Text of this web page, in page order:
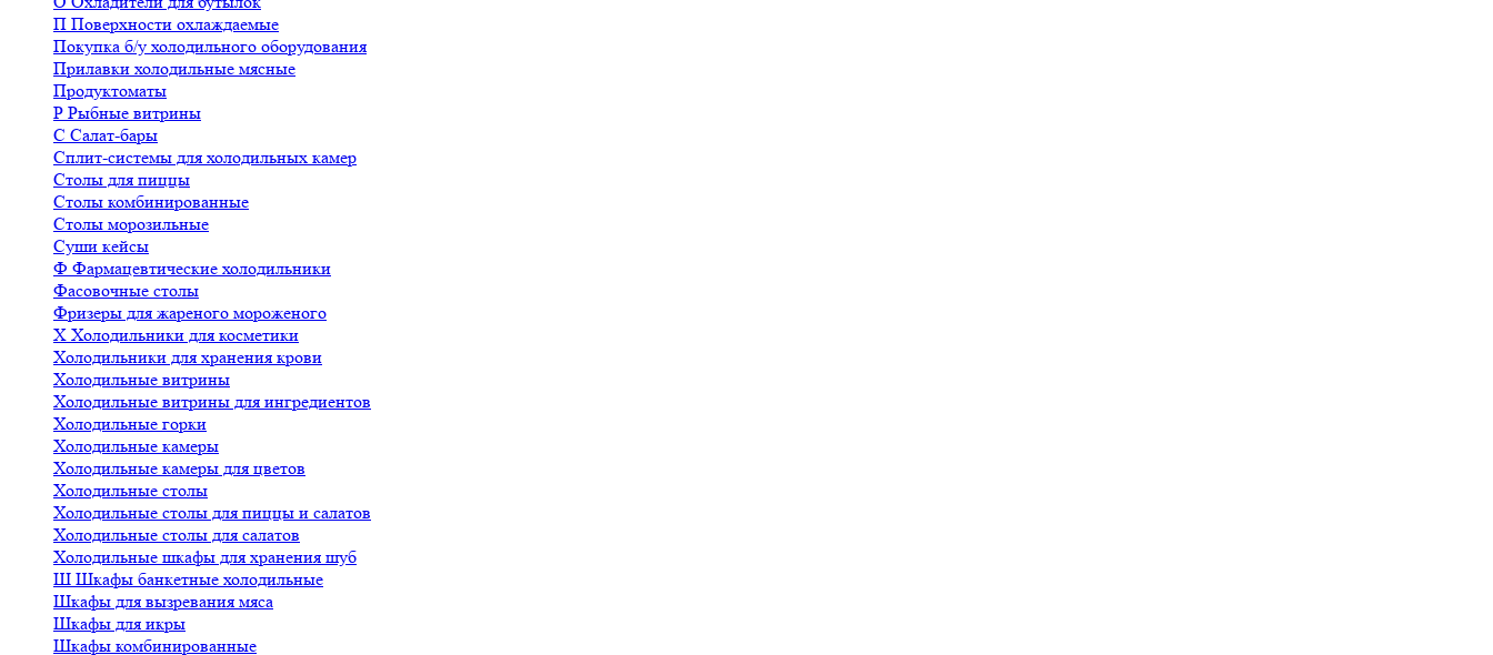
П Поверхности охлаждаемые
Покупка б/у холодильного оборудования
Прилавки холодильные мясные
Продуктоматы
Р Рыбные витрины
С Салат-бары
Сплит-системы для холодильных камер
Столы для пиццы
Столы комбинированные
Столы морозильные
Суши кейсы
Ф Фармацевтические холодильники
Фасовочные столы
Фризеры для жареного мороженого
Х Холодильники для косметики
Холодильники для хранения крови
Холодильные витрины
Холодильные витрины для ингредиентов
Холодильные горки
Холодильные камеры
Холодильные камеры для цветов
Холодильные столы
Холодильные столы для пиццы и салатов
Холодильные столы для салатов
Холодильные шкафы для хранения шуб
Ш Шкафы банкетные холодильные
Шкафы для вызревания мяса
Шкафы для икры
Шкафы комбинированные